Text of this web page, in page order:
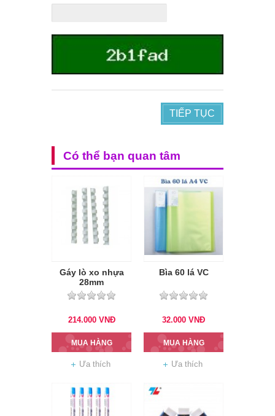
TIẾP TỤC
Có thể bạn quan tâm
Gáy lò xo nhựa
28mm
214.000 VNĐ
MUA HÀNG
Ưa thích
Bìa 60 lá VC
32.000 VNĐ
MUA HÀNG
Ưa thích